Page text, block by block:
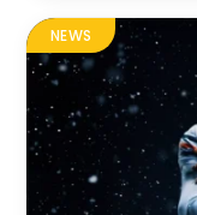
NEWS